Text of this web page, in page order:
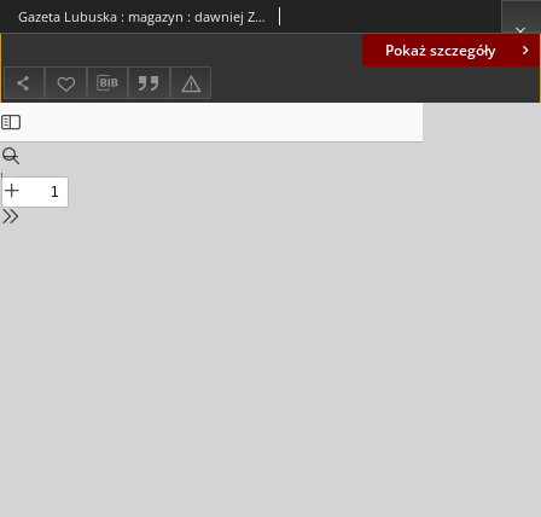
Pokaż szczegóły
Gazeta Lubuska : magazyn : dawniej Zielonogórska-Gorzowska R. XLII [właśc. XLIII], nr 282 (3/4 grudnia 1994). - Wyd. 1